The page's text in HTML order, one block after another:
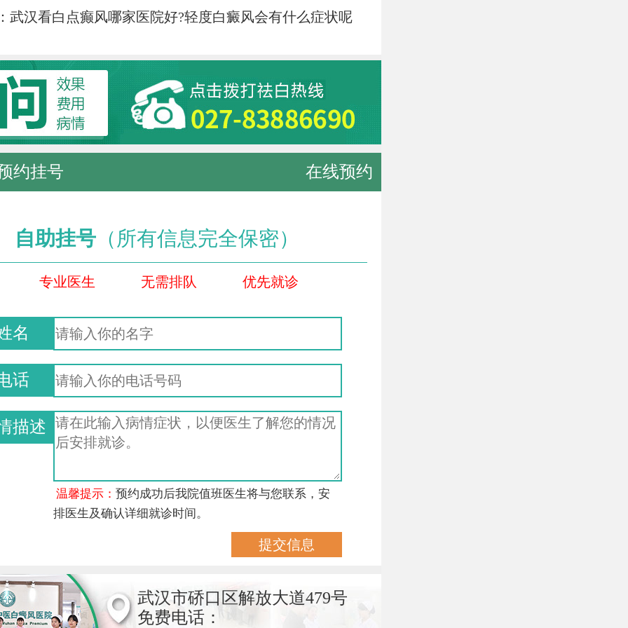
武汉看白点癫风哪家医院好?轻度白癜风会有什么症状呢
约挂号 在线预约
自助挂号 （所有信息完全保密）
专业医生 无需排队 优先就诊
名
话
描述
温馨提示：预约成功后我院值班医生将与您联系，安
排医生及确认详细就诊时间。
武汉市硚口区解放大道479号
免费电话：